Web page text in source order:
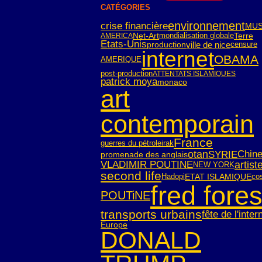
CATÉGORIES
crise financièreenvironnement
AMERICANet-Artmondialisation globaleTerre
Etats-Unisproductionville de nicecensure
AMERIQUEinternetOBAMA
post-productionATTENTATS ISLAMIQUES
patrick moyamonaco
art
contemporain
guerres du pétroleirakFrance
promenade des anglaisotanSYRIEChine
VLADIMIR POUTINENEW YORK
second lifeHadopiETAT ISLAMIQUE
POUTiNEfred
transports urbainsfête de
Europe
DONALD